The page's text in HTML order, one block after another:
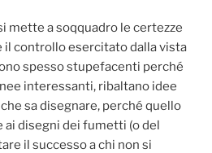
mette a soqquadro le certezze
il controllo esercitato dalla vista
spesso stupefacenti perché
interessanti, ribaltano idee
sa disegnare, perché quello
ai disegni dei fumetti (o del
il successo a chi non si